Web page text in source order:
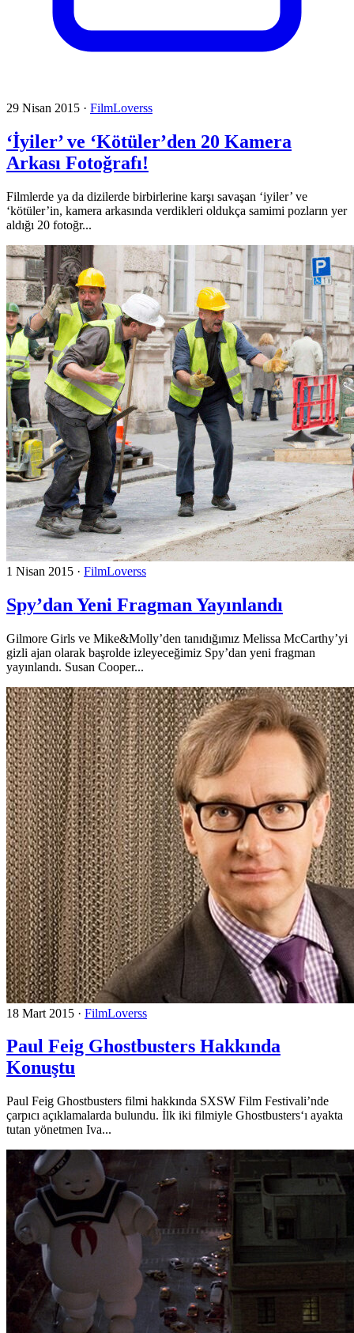
29 Nisan 2015 · FilmLoverss
‘İyiler’ ve ‘Kötüler’den 20 Kamera
Arkası Fotoğrafı!
Filmlerde ya da dizilerde birbirlerine karşı savaşan ‘iyiler’ ve
‘kötüler’in, kamera arkasında verdikleri oldukça samimi pozların yer
aldığı 20 fotoğr...
1 Nisan 2015 · FilmLoverss
Spy’dan Yeni Fragman Yayınlandı
Gilmore Girls ve Mike&Molly’den tanıdığımız Melissa McCarthy’yi
gizli ajan olarak başrolde izleyeceğimiz Spy’dan yeni fragman
yayınlandı. Susan Cooper...
18 Mart 2015 · FilmLoverss
Paul Feig Ghostbusters Hakkında
Konuştu
Paul Feig Ghostbusters filmi hakkında SXSW Film Festivali’nde
çarpıcı açıklamalarda bulundu. İlk iki filmiyle Ghostbusters‘ı ayakta
tutan yönetmen Iva...